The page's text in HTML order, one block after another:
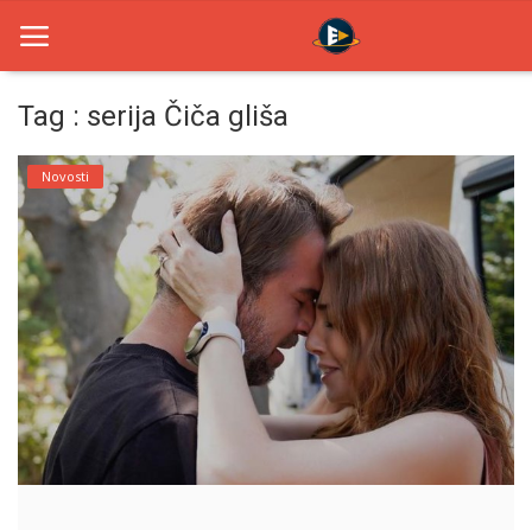
Home
Novosti
TV Serije
Filmovi
Glumci
Contact
Login
Tag : serija Čiča gliša
Novosti